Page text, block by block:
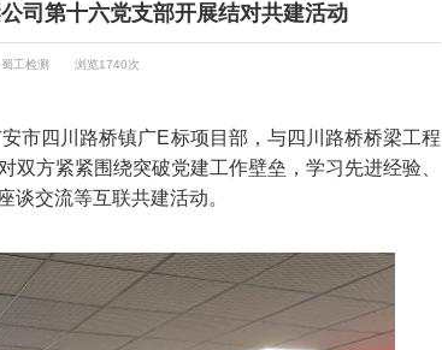
司第十六党支部开展结对共建活动
工检测 浏览1740次
四川路桥镇广E标项目部，与四川路桥桥梁工程
方紧紧围绕突破党建工作壁垒，学习先进经验、
谈交流等互联共建活动。